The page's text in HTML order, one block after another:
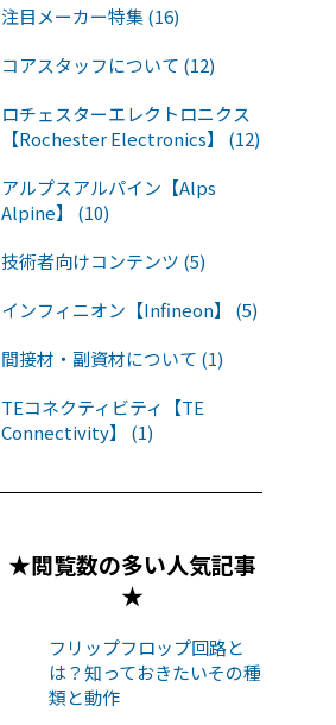
注目メーカー特集 (16)
コアスタッフについて (12)
ロチェスターエレクトロニクス
【Rochester Electronics】 (12)
アルプスアルパイン【Alps
Alpine】 (10)
技術者向けコンテンツ (5)
インフィニオン【Infineon】 (5)
間接材・副資材について (1)
TEコネクティビティ【TE
Connectivity】 (1)
★閲覧数の多い人気記事
★
フリップフロップ回路と
は？知っておきたいその種
類と動作